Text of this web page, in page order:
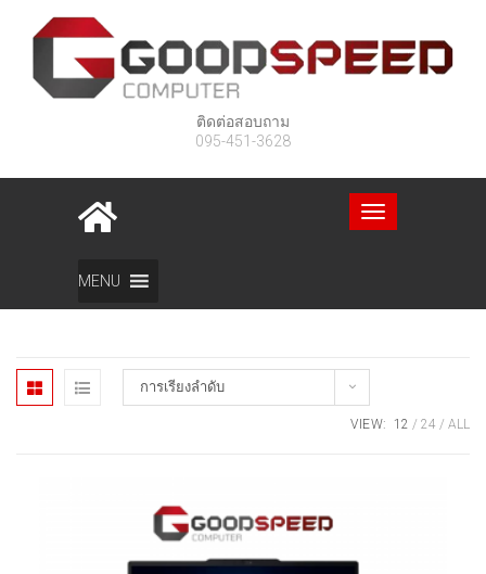
ติดต่อสอบถาม
095-451-3628
Toggle
navigation
MENU
สินค้า
การเรียงลำดับ
VIEW: 12 24 ALL